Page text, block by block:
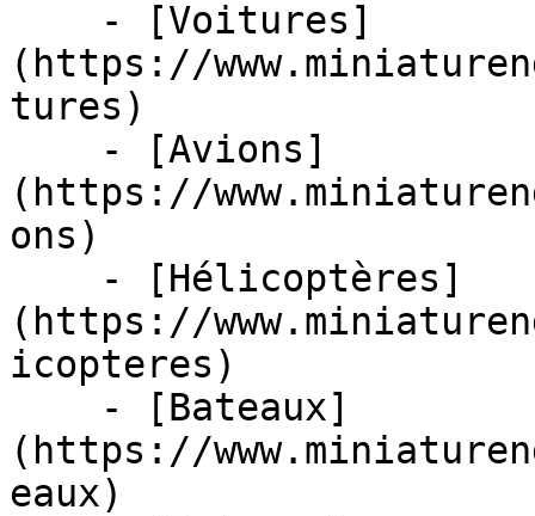
(https://
tures)
(https://
ons)
(https://
icopteres)
(https://
eaux)